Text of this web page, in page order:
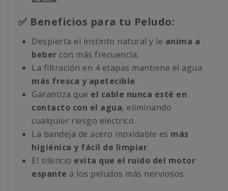
✅ Beneficios para tu Peludo:
Despierta el instinto natural y le anima a
beber con más frecuencia.
La filtración en 4 etapas mantiene el agua
más fresca y apetecible.
Garantiza que el cable nunca esté en
contacto con el agua, eliminando
cualquier riesgo eléctrico.
La bandeja de acero inoxidable es más
higiénica y fácil de limpiar.
El silencio evita que el ruido del motor
espante a los peludos más nerviosos.